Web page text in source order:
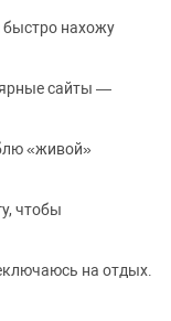
нахожу
сайты —
«живой»
чтобы
на отдых.